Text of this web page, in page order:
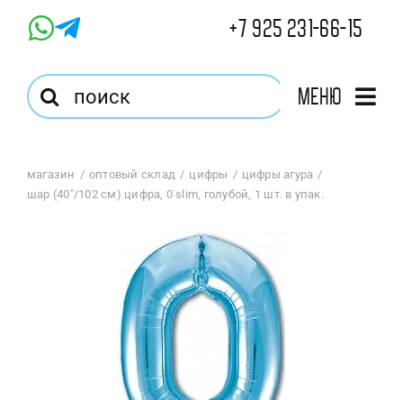
+7 925 231-66-15
Результат
поиска:
Меню
Магазин
Оптовый Магазин
Избранное
магазин оптовый склад цифры
цифры агура
шар (40″/102 см) цифра, 0 slim, голубой, 1 шт. в упак.